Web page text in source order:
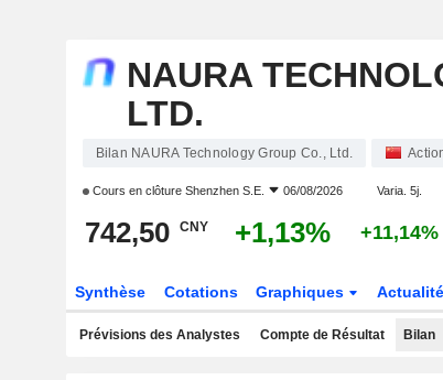
NAURA
LTD.
Bilan NAURA Technology Group Co., Ltd.
Cours en clôture Shenzhen S.E. 06/08/2026 Varia. 5j.
742,50 CNY +1,13% +11,14%
Synthèse Cotations Graphiques
Prévisions des Analystes Compte de Résultat Bilan